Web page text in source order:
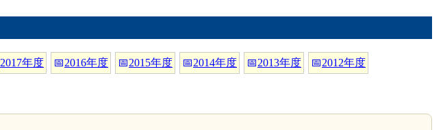
2017年度 📅2016年度 📅2015年度 📅2014年度 📅2013年度 📅2012年度